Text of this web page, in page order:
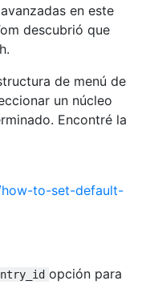
en este
descubrió que
de menú de
un núcleo
Encontré la
to-set-default-
opción para